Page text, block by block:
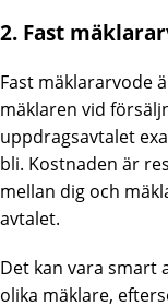
2. Fast
Fast mäklararvode
mäklaren vid
uppdragsavtalet
bli. Kostnaden är
mellan dig och
avtalet.
Det kan vara smart
olika mäklare,